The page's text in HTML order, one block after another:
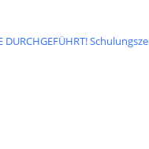
DURCHGEFÜHRT!